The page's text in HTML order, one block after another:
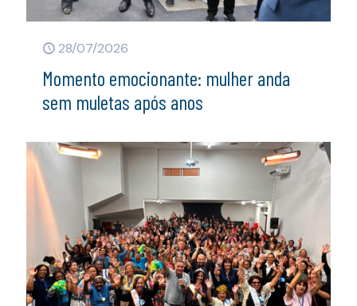
28/07/2026
Momento emocionante: mulher anda
sem muletas após anos